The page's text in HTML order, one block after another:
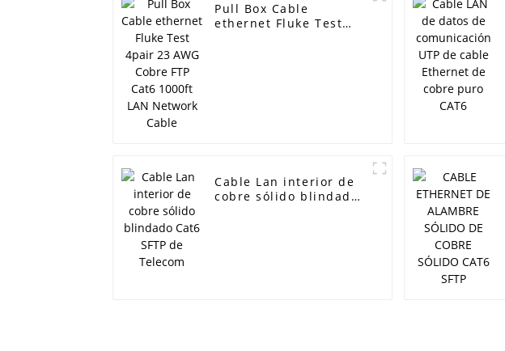
Pull Box Cable
ethernet Fluke Test
Cable Lan interior de
cobre sólido blindado